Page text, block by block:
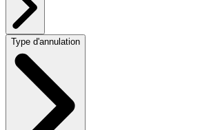
Type d'annulation